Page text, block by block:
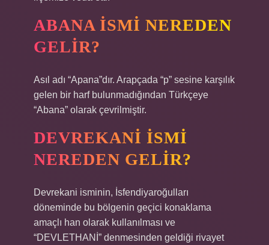
ABANA ISMI NEREDEN
GELIR?
Asıl adı “Apana”dır. Arapçada “p” sesine karşılık
gelen bir harf bulunmadığından Türkçeye
“Abana” olarak çevrilmiştir.
DEVREKANI ISMI
NEREDEN GELIR?
Devrekani isminin, İsfendiyaroğulları
döneminde bu bölgenin geçici konaklama
amaçlı han olarak kullanılması ve
“DEVLETHANİ” denmesinden geldiği rivayet